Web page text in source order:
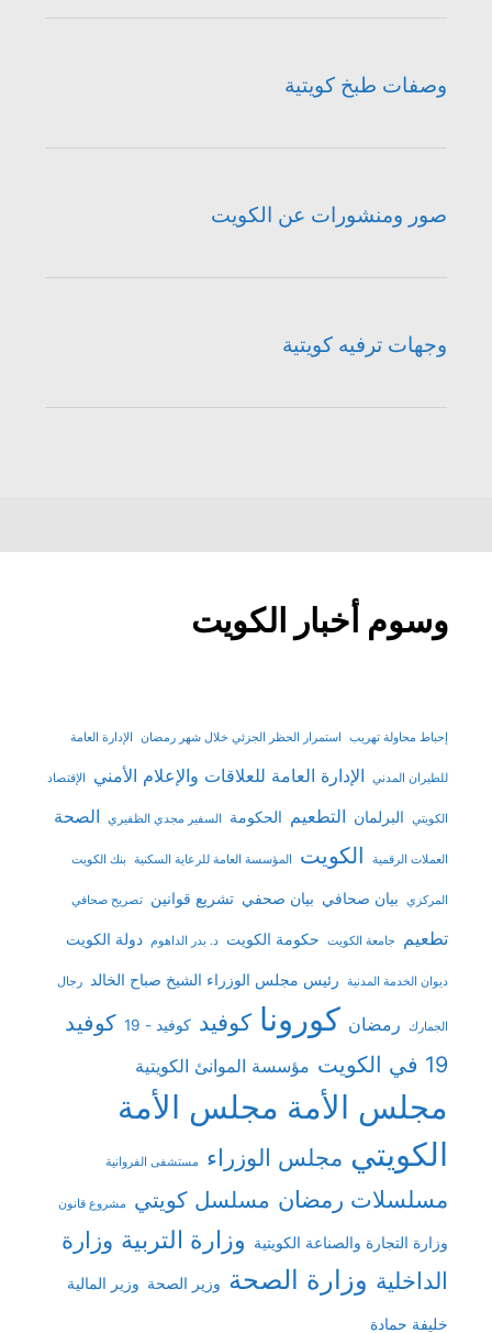
وصفات طبخ كويتية
صور ومنشورات عن الكويت
وجهات ترفيه كويتية
وسوم أخبار الكويت
إحباط محاولة تهريب استمرار الحظر الجزئي خلال شهر رمضان الإدارة العامة
للطيران المدني الإدارة العامة للعلاقات والإعلام الأمني الإقتصاد
الكويتي البرلمان التطعيم الحكومة السفير مجدي الظفيري الصحة
العملات الرقمية الكويت المؤسسة العامة للرعاية السكنية بنك الكويت
المركزي بيان صحافي بيان صحفي تشريع قوانين تصريح صحافي
تطعيم جامعة الكويت حكومة الكويت د. بدر الداهوم دولة الكويت
ديوان الخدمة المدنية رئيس مجلس الوزراء الشيخ صباح الخالد رجال
الجمارك رمضان كورونا كوفيد كوفيد - 19
كوفيد
19 في الكويت
مؤسسة الموانئ الكويتية
مجلس الأمة مجلس الأمة
الكويتي مجلس الوزراء مستشفى الفروانية
مسلسلات رمضان مسلسل كويتي مشروع قانون
وزارة التجارة والصناعة الكويتية وزارة التربية وزارة
الداخلية وزارة الصحة وزير الصحة وزير المالية
خليفة حمادة